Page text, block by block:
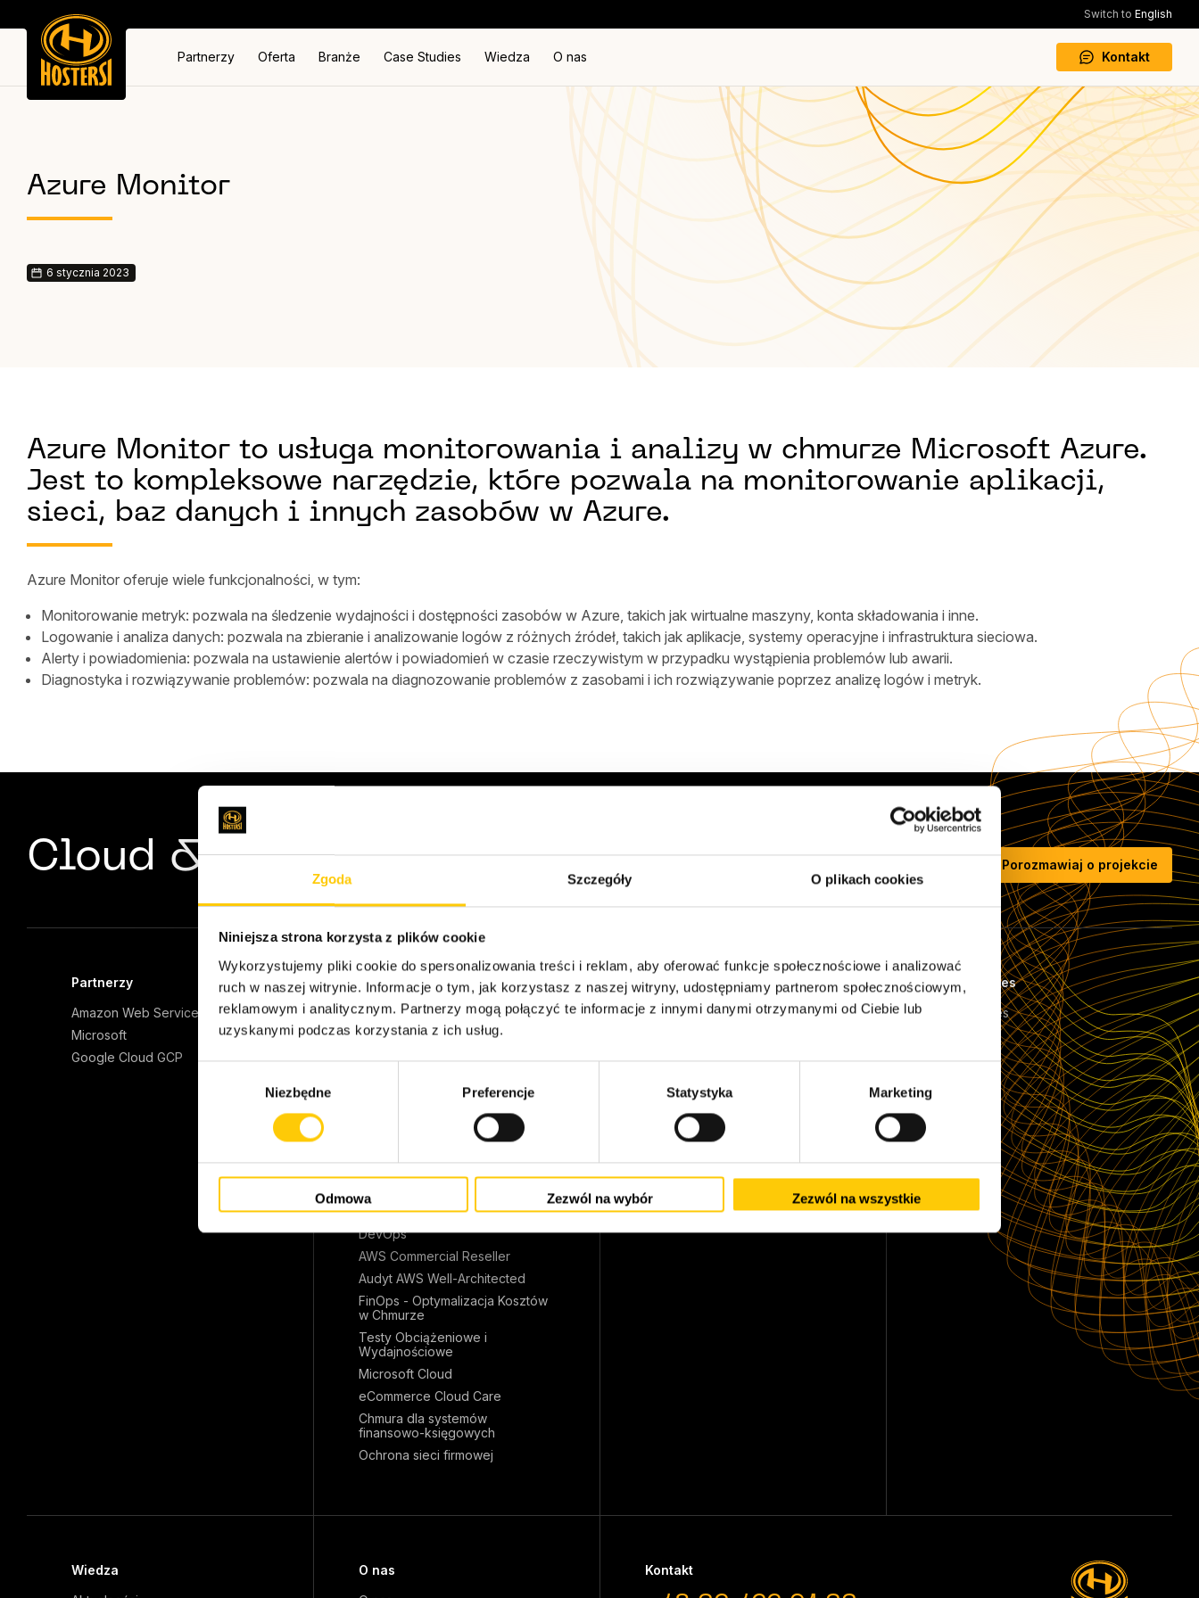
Zgoda Szczegóły O plikach cookies
Niniejsza strona korzysta z plików cookie
Wykorzystujemy pliki cookie do spersonalizowania treści i reklam, aby oferować funkcje społecznościowe i analizować
ruch w naszej witrynie. Informacje o tym, jak korzystasz z naszej witryny, udostępniamy partnerom społecznościowym,
reklamowym i analitycznym. Partnerzy mogą połączyć te informacje z innymi danymi otrzymanymi od Ciebie lub
uzyskanymi podczas korzystania z ich usług.
Niezbędne Preferencje Statystyka Marketing
Odmowa Zezwól na wybór Zezwól na wszystkie
Switch to English
Partnerzy Oferta Branże Case Studies Wiedza O nas Kontakt
Azure Monitor
6 stycznia 2023
Azure Monitor to usługa monitorowania i analizy w chmurze Microsoft Azure.
Jest to kompleksowe narzędzie, które pozwala na monitorowanie aplikacji,
sieci, baz danych i innych zasobów w Azure.
Azure Monitor oferuje wiele funkcjonalności, w tym:
Monitorowanie metryk: pozwala na śledzenie wydajności i dostępności zasobów w Azure, takich jak wirtualne maszyny, konta składowania i inne.
Logowanie i analiza danych: pozwala na zbieranie i analizowanie logów z różnych źródeł, takich jak aplikacje, systemy operacyjne i infrastruktura sieciowa.
Alerty i powiadomienia: pozwala na ustawienie alertów i powiadomień w czasie rzeczywistym w przypadku wystąpienia problemów lub awarii.
Diagnostyka i rozwiązywanie problemów: pozwala na diagnozowanie problemów z zasobami i ich rozwiązywanie poprzez analizę logów i metryk.
Cloud & Server Experts Porozmawiaj o projekcie
Partnerzy
Amazon Web Services
Microsoft
Google Cloud GCP
Oferta
Zarządzanie Infrastrukturą IT i
Opieka Administracyjna 24/7
Zarządzanie chmurą
Nowoczesne środowiska
Konteneryzacja (Kubernetes)
DevOps
AWS Commercial Reseller
Audyt AWS Well-Architected
FinOps - Optymalizacja Kosztów
w Chmurze
Testy Obciążeniowe i
Wydajnościowe
Microsoft Cloud
eCommerce Cloud Care
Chmura dla systemów
finansowo-księgowych
Ochrona sieci firmowej
Branże
Technologie Informatyczne (IT)
Produkcja
Media i Rozrywka
Sektor Publiczny
Opieka Zdrowotna (Healthcare)
Case Studies
Case Studies
Nasi klienci
Wiedza
O nas
Kontakt